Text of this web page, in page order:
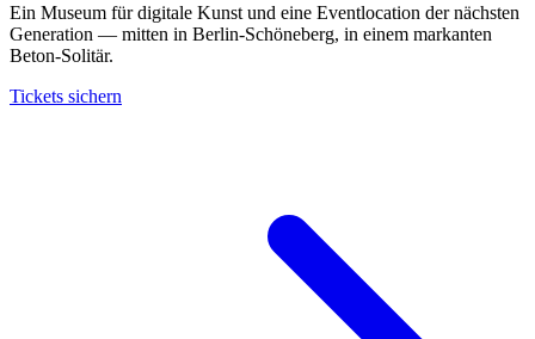
Ein Museum für digitale Kunst und eine Eventlocation der nächsten
Generation — mitten in Berlin-Schöneberg, in einem markanten
Beton-Solitär.
Tickets sichern